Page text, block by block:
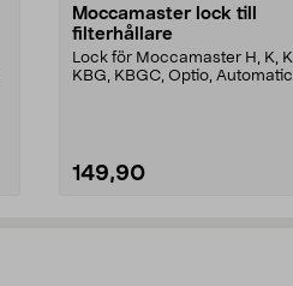
Moccamaster lock till
filterhållare
Lock för Moccamaster H, K,
KBG, KBGC, Optio,
149,90